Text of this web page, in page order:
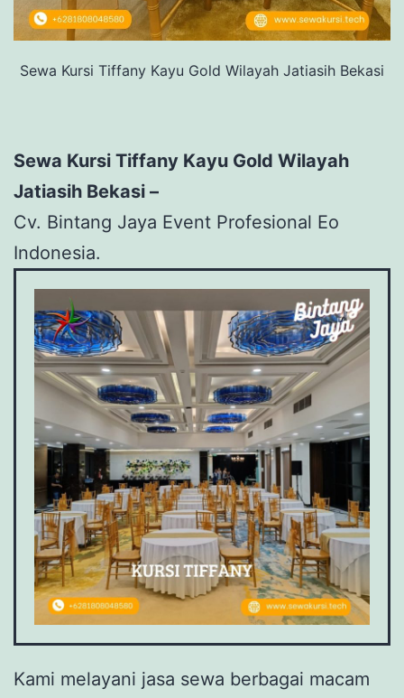
Sewa Kursi Tiffany Kayu Gold Wilayah Jatiasih Bekasi
Sewa Kursi Tiffany Kayu Gold Wilayah
Jatiasih Bekasi –
Cv. Bintang Jaya Event Profesional Eo
Indonesia.
Kami melayani jasa sewa berbagai macam